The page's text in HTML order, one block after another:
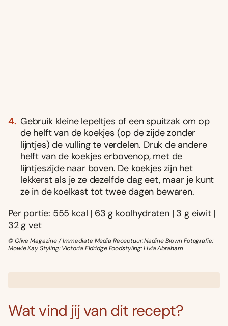
Gebruik kleine lepeltjes of een spuitzak om op
de helft van de koekjes (op de zijde zonder
lijntjes) de vulling te verdelen. Druk de andere
helft van de koekjes erbovenop, met de
lijntjeszijde naar boven. De koekjes zijn het
lekkerst als je ze dezelfde dag eet, maar je kunt
ze in de koelkast tot twee dagen bewaren.
Per portie: 555 kcal | 63 g koolhydraten | 3 g eiwit |
32 g vet
© Olive Magazine / Immediate Media Receptuur: Nadine Brown Fotografie:
Mowie Kay Styling: Victoria Eldridge Foodstyling: Livia Abraham
Wat vind jij van dit recept?